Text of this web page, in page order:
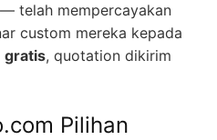
telah mempercayakan
custom mereka kepada
gratis, quotation dikirim
Pilihan